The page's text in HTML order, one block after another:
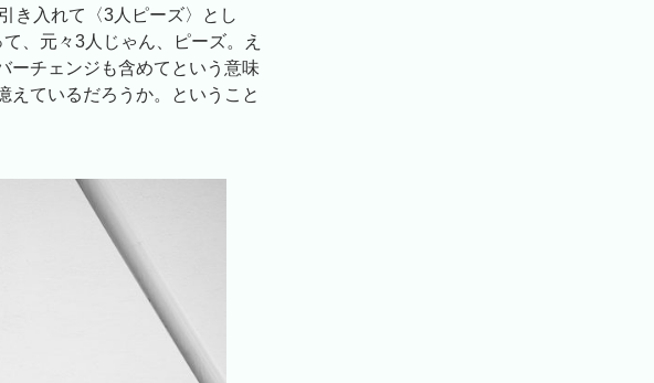
き入れて〈3人ピーズ〉とし
、元々3人じゃん、ピーズ。え
チェンジも含めてという意味
ているだろうか。ということ